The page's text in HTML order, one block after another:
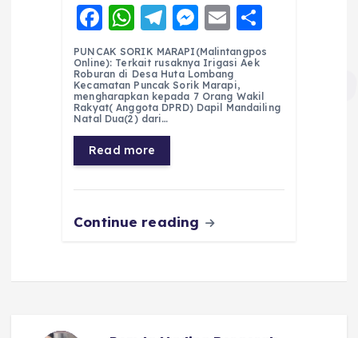
F
a
c
e
b
o
o
k
W
h
a
ts
A
p
p
T
el
e
g
r
a
m
M
e
ss
e
n
E
m
ai
l
h
re
PUNCAK SORIK MARAPI(Malintangpos
Online): Terkait rusaknya Irigasi Aek
Roburan di Desa Huta Lombang
Kecamatan Puncak Sorik Marapi,
mengharapkan kepada 7 Orang Wakil
Rakyat( Anggota DPRD) Dapil Mandailing
Natal Dua(2) dari…
Read more
Continue reading